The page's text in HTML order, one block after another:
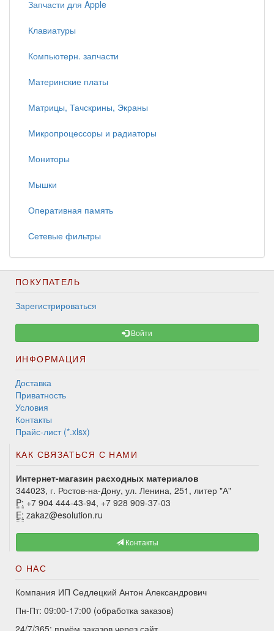
Запчасти для Apple
Клавиатуры
Компьютерн. запчасти
Материнские платы
Матрицы, Тачскрины, Экраны
Микропроцессоры и радиаторы
Мониторы
Мышки
Оперативная память
Сетевые фильтры
ПОКУПАТЕЛЬ
Зарегистрироваться
Войти
ИНФОРМАЦИЯ
Доставка
Приватность
Условия
Контакты
Прайс-лист (*.xlsx)
КАК СВЯЗАТЬСЯ С НАМИ
Интернет-магазин расходных материалов
344023, г. Ростов-на-Дону, ул. Ленина, 251, литер "А"
P: +7 904 444-43-94, +7 928 909-37-03
E: zakaz@esolution.ru
Контакты
О НАС
Компания ИП Седлецкий Антон Александрович
Пн-Пт: 09:00-17:00 (обработка заказов)
24/7/365: приём заказов через сайт